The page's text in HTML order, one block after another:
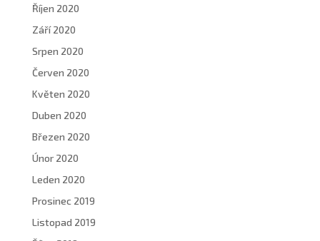
Říjen 2020
Září 2020
Srpen 2020
Červen 2020
Květen 2020
Duben 2020
Březen 2020
Únor 2020
Leden 2020
Prosinec 2019
Listopad 2019